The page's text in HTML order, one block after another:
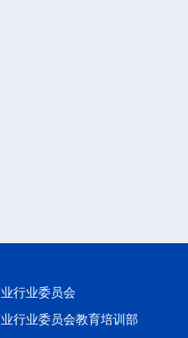
行业委员会
行业委员会教育培训部